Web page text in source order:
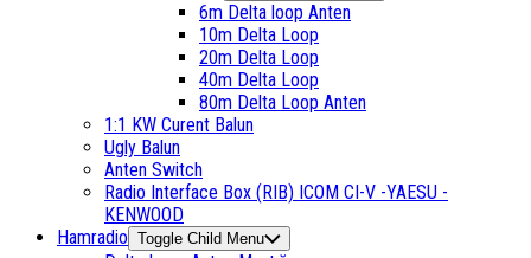
6m Delta loop Anten
10m Delta Loop
20m Delta Loop
40m Delta Loop
80m Delta Loop Anten
1:1 KW Curent Balun
Ugly Balun
Anten Switch
Radio Interface Box (RIB) ICOM CI-V -YAESU -
KENWOOD
Hamradio Toggle Child Menu